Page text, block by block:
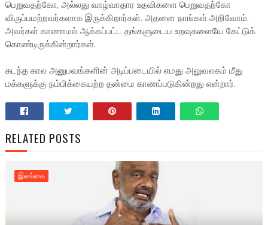
பெறுவதற்கோ, அல்லது வாழ்வாதார உதவிகளை பெறுவதற்கோ
விருப்பமற்றவர்களாக இருக்கிறார்கள். அதனை நாங்கள் அறிவோம்.
அவர்கள் காணாமல் ஆக்கப்பட்ட தங்களுடைய உறவுகளையே கேட்டுக்
கொண்டிருக்கின்றார்கள்.
கடந்த கால அனுபவங்களின் அடிப்படையில் எமது அலுவலகம் மீது
மக்களுக்கு நம்பிக்கையற்ற தன்மை காணப்படுகின்றது என்றார்.
RELATED POSTS
இலங்கை